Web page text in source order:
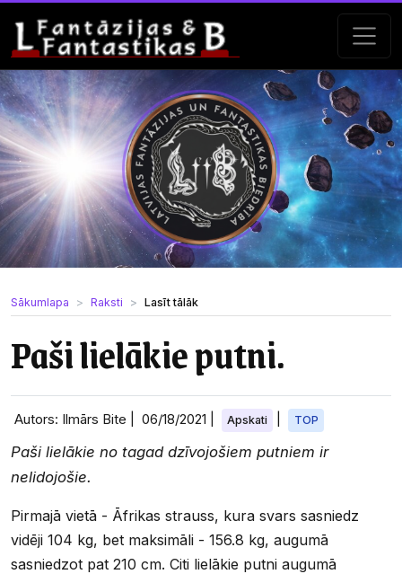
Sākumlapa Raksti Lasīt tālāk
Paši lielākie putni.
Autors: Ilmārs Bite | 06/18/2021 Apskati TOP
Paši lielākie no tagad dzīvojošiem putniem ir
nelidojošie.
Pirmajā vietā - Āfrikas strauss, kura svars sasniedz
vidēji 104 kg, bet maksimāli - 156.8 kg, augumā
sasniedzot pat 210 cm. Citi lielākie putni augumā